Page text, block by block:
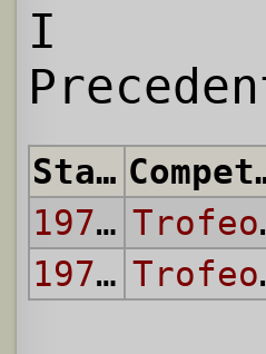
I
Stagione
1970/71
1970/71